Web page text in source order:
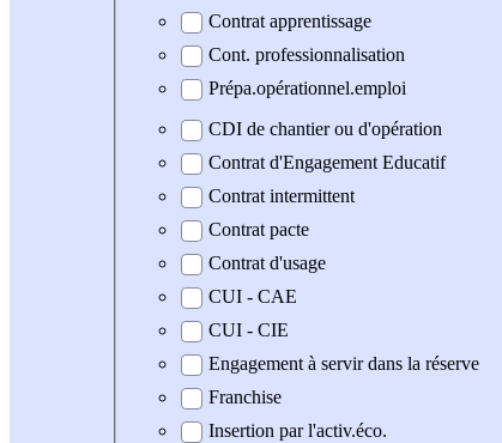
Contrat apprentissage
Cont. professionnalisation
Prépa.opérationnel.emploi
CDI de chantier ou d'opération
Contrat d'Engagement Educatif
Contrat intermittent
Contrat pacte
Contrat d'usage
CUI - CAE
CUI - CIE
Engagement à servir dans la réserve
Franchise
Insertion par l'activ.éco.